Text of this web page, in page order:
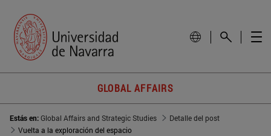
GLOBAL AFFAIRS
Estás en:Global Affairs and Strategic Studies
Detalle del post
Vuelta a la exploración del espacio